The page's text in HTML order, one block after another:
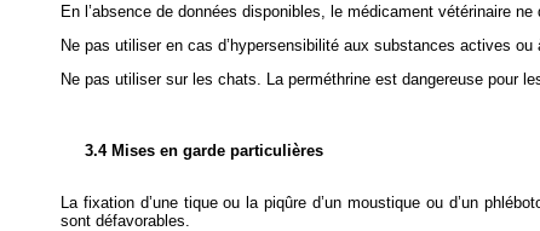
En l’absence de données disponibles, le médicament vétérinaire
Ne pas utiliser en cas d’hypersensibilité aux substances actives ou
Ne pas utiliser sur les chats. La perméthrine est dangereuse pour
3.4 Mises en garde particulières
La fixation d’une tique ou la piqûre d’un moustique ou d’un
sont défavorables.